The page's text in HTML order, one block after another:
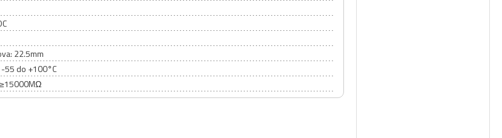
22.5mm
55 do +100°C